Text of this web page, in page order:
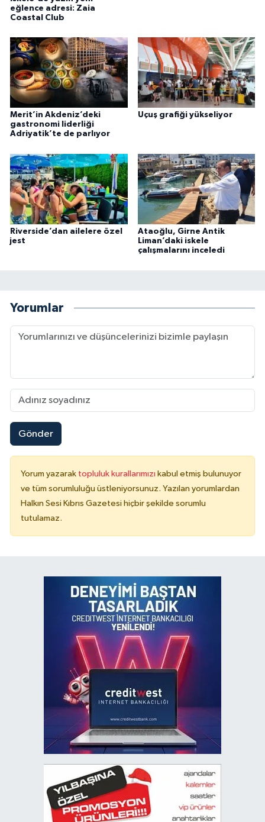
eğlence adresi: Zaia
Coastal Club
Merit’in Akdeniz’deki
gastronomi liderliği
Adriyatik’te de parlıyor
Uçuş grafiği yükseliyor
Riverside’dan ailelere özel
jest
Ataoğlu, Girne Antik
Liman’daki iskele
çalışmalarını inceledi
Yorumlar
Gönder
Yorum yazarak topluluk kurallarımızı kabul etmiş bulunuyor
ve tüm sorumluluğu üstleniyorsunuz. Yazılan yorumlardan
Halkın Sesi Kıbrıs Gazetesi hiçbir şekilde sorumlu
tutulamaz.